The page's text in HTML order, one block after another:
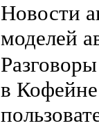
Новости
моделей
в